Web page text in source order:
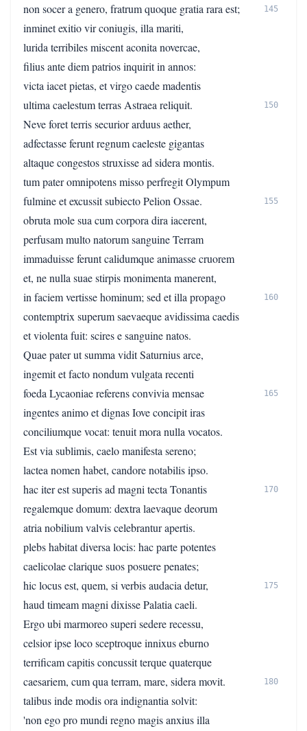
non socer a genero, fratrum quoque gratia rara est;
145
inminet exitio vir coniugis, illa mariti,
lurida terribiles miscent aconita novercae,
filius ante diem patrios inquirit in annos:
victa iacet pietas, et virgo caede madentis
ultima caelestum terras Astraea reliquit.
150
Neve foret terris securior arduus aether,
adfectasse ferunt regnum caeleste gigantas
altaque congestos struxisse ad sidera montis.
tum pater omnipotens misso perfregit Olympum
fulmine et excussit subiecto Pelion Ossae.
155
obruta mole sua cum corpora dira iacerent,
perfusam multo natorum sanguine Terram
immaduisse ferunt calidumque animasse cruorem
et, ne nulla suae stirpis monimenta manerent,
in faciem vertisse hominum; sed et illa propago
160
contemptrix superum saevaeque avidissima caedis
et violenta fuit: scires e sanguine natos.
Quae pater ut summa vidit Saturnius arce,
ingemit et facto nondum vulgata recenti
foeda Lycaoniae referens convivia mensae
165
ingentes animo et dignas Iove concipit iras
conciliumque vocat: tenuit mora nulla vocatos.
Est via sublimis, caelo manifesta sereno;
lactea nomen habet, candore notabilis ipso.
hac iter est superis ad magni tecta Tonantis
170
regalemque domum: dextra laevaque deorum
atria nobilium valvis celebrantur apertis.
plebs habitat diversa locis: hac parte potentes
caelicolae clarique suos posuere penates;
hic locus est, quem, si verbis audacia detur,
175
haud timeam magni dixisse Palatia caeli.
Ergo ubi marmoreo superi sedere recessu,
celsior ipse loco sceptroque innixus eburno
terrificam capitis concussit terque quaterque
caesariem, cum qua terram, mare, sidera movit.
180
talibus inde modis ora indignantia solvit:
'non ego pro mundi regno magis anxius illa